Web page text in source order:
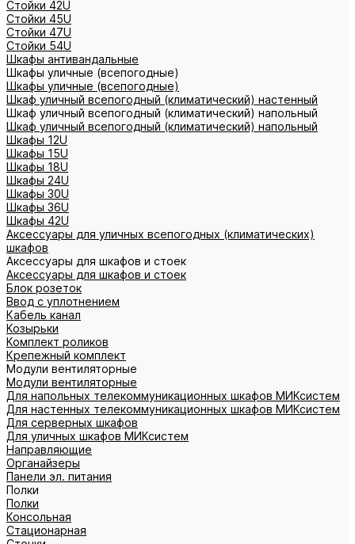
Стойки 42U
Стойки 45U
Стойки 47U
Стойки 54U
Шкафы антивандальные
Шкафы уличные (всепогодные)
Шкафы уличные (всепогодные)
Шкаф уличный всепогодный (климатический) настенный
Шкаф уличный всепогодный (климатический) напольный
Шкаф уличный всепогодный (климатический) напольный
Шкафы 12U
Шкафы 15U
Шкафы 18U
Шкафы 24U
Шкафы 30U
Шкафы 36U
Шкафы 42U
Аксессуары для уличных всепогодных (климатических)
шкафов
Аксессуары для шкафов и стоек
Аксессуары для шкафов и стоек
Блок розеток
Ввод с уплотнением
Кабель канал
Козырьки
Комплект роликов
Крепежный комплект
Модули вентиляторные
Модули вентиляторные
Для напольных телекоммуникационных шкафов МИКсистем
Для настенных телекоммуникационных шкафов МИКсистем
Для серверных шкафов
Для уличных шкафов МИКсистем
Направляющие
Органайзеры
Панели эл. питания
Полки
Полки
Консольная
Стационарная